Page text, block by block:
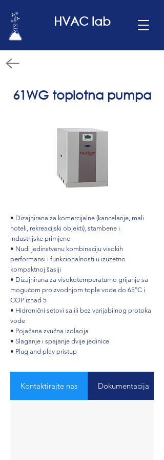
HVAC lab
61WG toplotna pumpa
• Dizajnirana za komercijalne (kancelarije, mali
hoteli, rekreacijski objekti), stambene i
industrijske primjene
• Nudi jedinstvenu kombinaciju visokih
performansi i funkcionalnosti u izuzetno
kompaktnoj šasiji
• Dizajnirana za visokotemperaturno grijanje sa
mogućom proizvodnjom tople vode do 65°C i
COP iznad 5
• Hidronični setovi sa ili bez varijabilnog protoka
vode
• Pojačana zvučna izolacija
• Slaganje i spajanje dvije jedinice
• Plug and play pristup
Kontaktirajte nas Dokumentacija